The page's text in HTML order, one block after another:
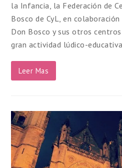
la Infancia, la Federación de
Bosco de CyL, en
Don Bosco y sus otros
gran actividad lúdico-
Leer Mas